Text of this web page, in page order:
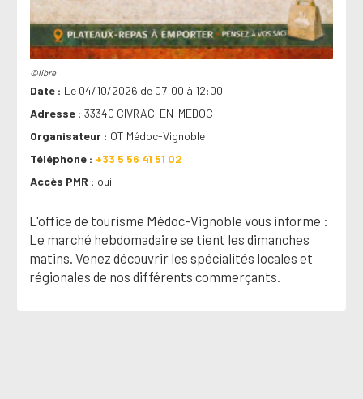
©libre
Date
Le 04/10/2026 de 07:00 à 12:00
Adresse
33340 CIVRAC-EN-MEDOC
Organisateur
OT Médoc-Vignoble
Téléphone
+33 5 56 41 51 02
Accès PMR
oui
L'office de tourisme Médoc-Vignoble vous informe :
Le marché hebdomadaire se tient les dimanches
matins. Venez découvrir les spécialités locales et
régionales de nos différents commerçants.